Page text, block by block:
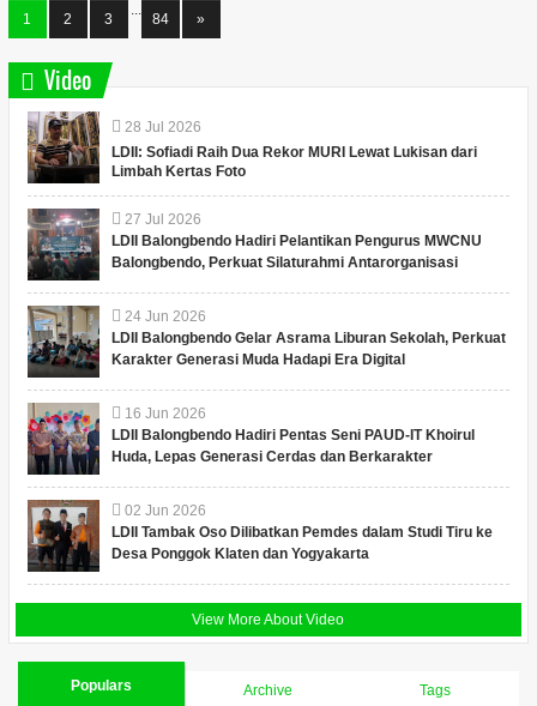
1 2 3
...
84 »
Video
28 Jul 2026
LDII: Sofiadi Raih Dua Rekor MURI Lewat Lukisan dari
Limbah Kertas Foto
27 Jul 2026
LDII Balongbendo Hadiri Pelantikan Pengurus MWCNU
Balongbendo, Perkuat Silaturahmi Antarorganisasi
24 Jun 2026
LDII Balongbendo Gelar Asrama Liburan Sekolah, Perkuat
Karakter Generasi Muda Hadapi Era Digital
16 Jun 2026
LDII Balongbendo Hadiri Pentas Seni PAUD-IT Khoirul
Huda, Lepas Generasi Cerdas dan Berkarakter
02 Jun 2026
LDII Tambak Oso Dilibatkan Pemdes dalam Studi Tiru ke
Desa Ponggok Klaten dan Yogyakarta
View More About Video
Populars Archive Tags